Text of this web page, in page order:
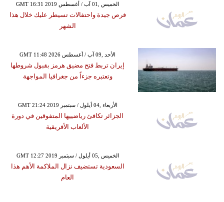
GMT 16:31 2019 الخميس ,01 آب / أغسطس
فرص جيدة واحتفالات تسيطر عليك خلال هذا
الشهر
GMT 11:48 2026 الأحد ,09 آب / أغسطس
إيران تربط فتح مضيق هرمز بقبول شروطها
وتعتبره جزءاً من جغرافيا المواجهة
GMT 21:24 2019 الأربعاء ,04 أيلول / سبتمبر
الجزائر تكافئ رياضييها المتفوقين في دورة
الألعاب الأفريقية
GMT 12:27 2019 الخميس ,05 أيلول / سبتمبر
السعودية تستضيف نزال الملاكمة الأهم هذا
العام